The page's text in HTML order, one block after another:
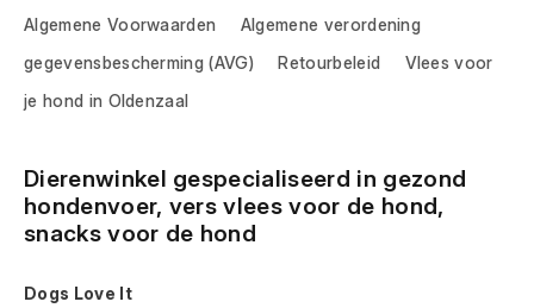
Algemene Voorwaarden
Algemene verordening
gegevensbescherming (AVG)
Retourbeleid
Vlees voor
je hond in Oldenzaal
Dierenwinkel gespecialiseerd in gezond
hondenvoer, vers vlees voor de hond,
snacks voor de hond
Dogs Love It